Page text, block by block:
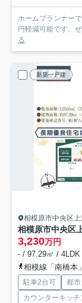
ホームプランナー
円軽減可能です。
る
新築一戸建
相模原市中央区
相模原市中央
3,230万円
- / 97.29㎡ / 4LDK
相模線「南橋本
駐車2台可 都市
カウンターキッチ